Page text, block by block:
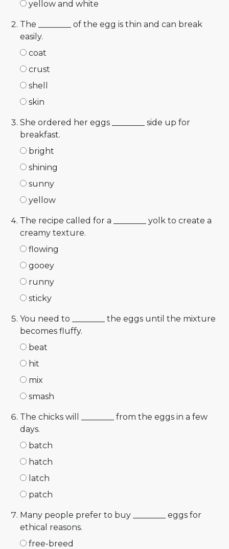
yellow and white
The ________ of the egg is thin and can break
easily.
coat
crust
shell
skin
She ordered her eggs ________ side up for
breakfast.
bright
shining
sunny
yellow
The recipe called for a ________ yolk to create a
creamy texture.
flowing
gooey
runny
sticky
You need to ________ the eggs until the mixture
becomes fluffy.
beat
hit
mix
smash
The chicks will ________ from the eggs in a few
days.
batch
hatch
latch
patch
Many people prefer to buy ________ eggs for
ethical reasons.
free-breed